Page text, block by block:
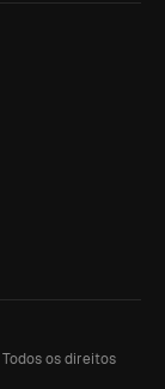
Todos os direitos